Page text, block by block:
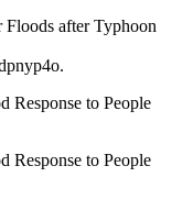
after Typhoon
Response to People
Response to People